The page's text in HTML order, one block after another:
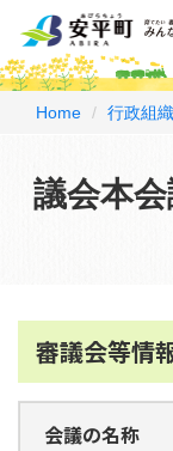
Home 行政組
議会本会
審議会等情
会議の名称